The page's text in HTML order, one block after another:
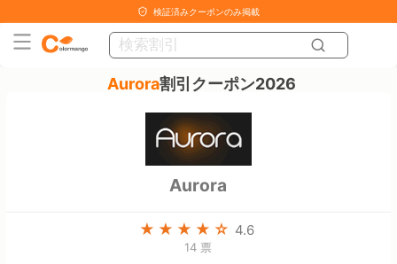
検証済みクーポンのみ掲載
Aurora割引クーポン2026
Aurora
4.6
14 票